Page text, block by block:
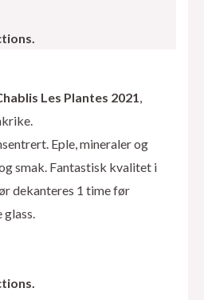
Les Plantes 2021
Eple, mineraler og
smak. Fantastisk kvalitet i
dekanteres 1 time før